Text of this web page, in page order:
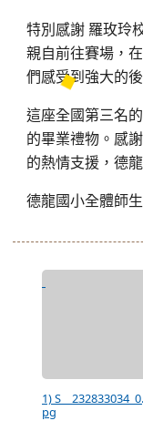
特別感謝 羅玫玲
親自前往賽場，
們感受到強大的
這座全國第三名
的畢業禮物。感
的熱情支援，德
德龍國小全體師生
1)
pg